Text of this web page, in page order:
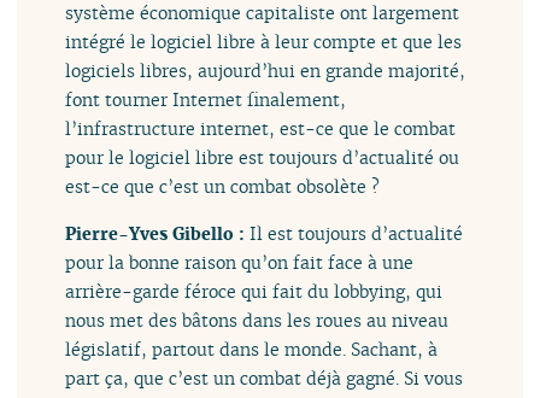
système économique capitaliste ont largement
intégré le logiciel libre à leur compte et que les
logiciels libres, aujourd’hui en grande majorité,
font tourner Internet finalement,
l’infrastructure internet, est-ce que le combat
pour le logiciel libre est toujours d’actualité ou
est-ce que c’est un combat obsolète ?
Pierre-Yves Gibello :Il est toujours d’actualité
pour la bonne raison qu’on fait face à une
arrière-garde féroce qui fait du lobbying, qui
nous met des bâtons dans les roues au niveau
législatif, partout dans le monde. Sachant, à
part ça, que c’est un combat déjà gagné. Si vous